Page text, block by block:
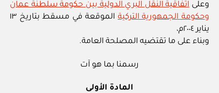
وعلىاتفاقية النقل البري الدولية بين حكومة سلطنة عمان
وحكومة الجمهورية التركية
الموقعة في مسقط بتاريخ ١٣
يناير ٢٠٠٤م،
وبناء على ما تقتضيه المصلحة العامة.
رسمنا بما هو آت
المادة الأولى